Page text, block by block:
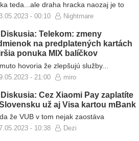
teda...ale draha hracka naozaj je to
- 00:10 Nightmare
Diskusia: Telekom: zmeny
na predplatených kartách
ponuka MIX balíčkov
hovoria že zlepšujú služby...
- 21:00 miro
Diskusia: Cez Xiaomi Pay zaplatíte
už aj Visa kartou mBank
že VUB v tom nejak zaostáva
- 10:38 Dezi